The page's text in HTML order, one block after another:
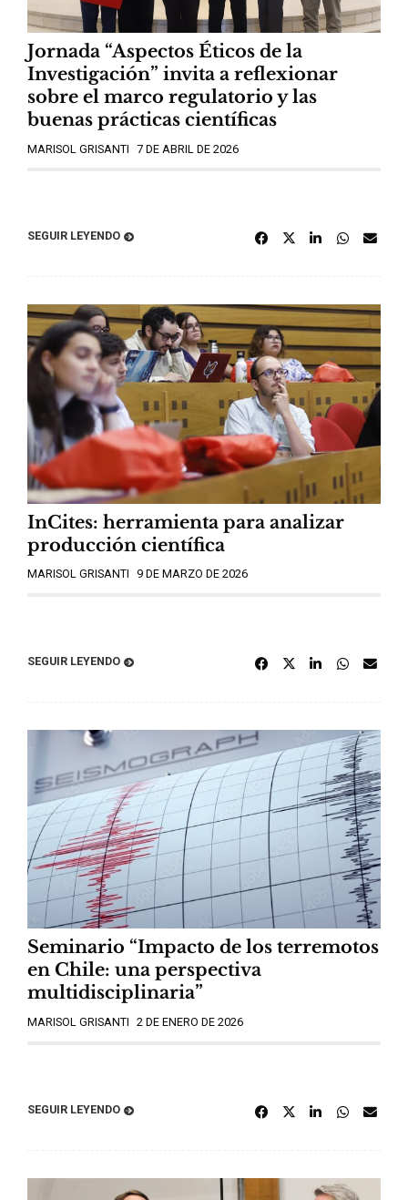
Jornada “Aspectos Éticos de la
Investigación” invita a reflexionar
sobre el marco regulatorio y las
buenas prácticas científicas
MARISOL GRISANTI 7 DE ABRIL DE 2026
SEGUIR LEYENDO
InCites: herramienta para analizar
producción científica
MARISOL GRISANTI 9 DE MARZO DE 2026
SEGUIR LEYENDO
Seminario “Impacto de los terremotos
en Chile: una perspectiva
multidisciplinaria”
MARISOL GRISANTI 2 DE ENERO DE 2026
SEGUIR LEYENDO